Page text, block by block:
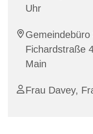
Uhr
Fichardstraße
Main
Frau Davey,